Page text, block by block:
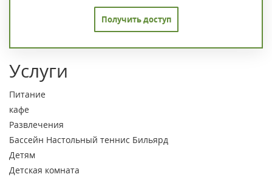
Получить доступ
Услуги
Питание
кафе
Развлечения
Бассейн Настольный теннис Бильярд
Детям
Детская комната